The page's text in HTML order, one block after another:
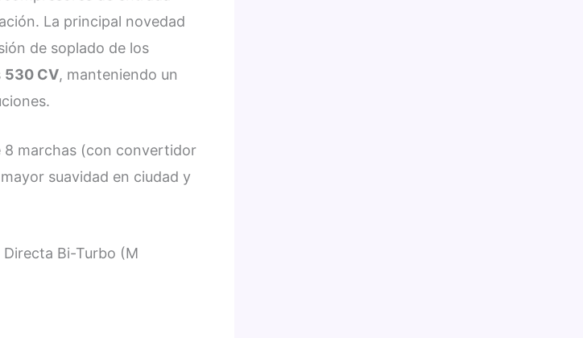
La principal novedad
de soplado de los
530 CV, manteniendo un
8 marchas (con convertidor
suavidad en ciudad y
Bi-Turbo (M